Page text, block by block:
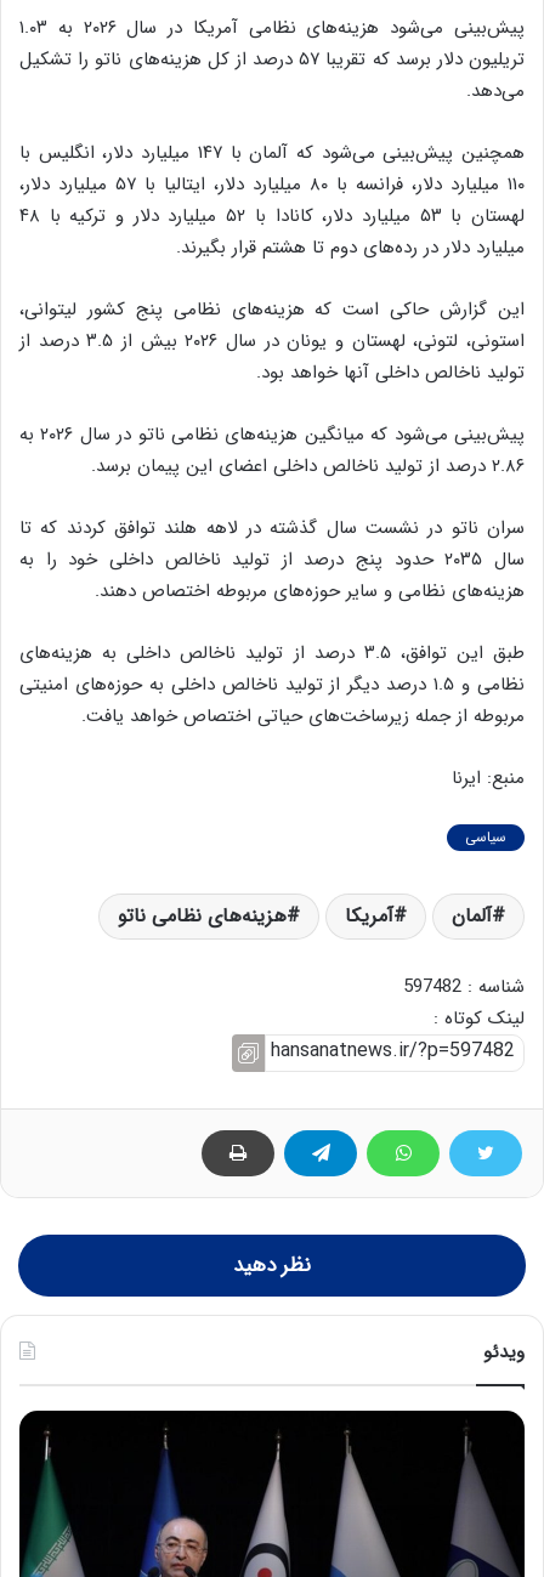
پیش‌بینی می‌شود هزینه‌های نظامی آمریکا در سال ۲۰۲۶ به ۱.۰۳
تریلیون دلار برسد که تقریبا ۵۷ درصد از کل هزینه‌های ناتو را تشکیل
می‌دهد.
همچنین پیش‌بینی می‌شود که آلمان با ۱۴۷ میلیارد دلار، انگلیس با
۱۱۰ میلیارد دلار، فرانسه با ۸۰ میلیارد دلار، ایتالیا با ۵۷ میلیارد دلار،
لهستان با ۵۳ میلیارد دلار، کانادا با ۵۲ میلیارد دلار و ترکیه با ۴۸
میلیارد دلار در رده‌های دوم تا هشتم قرار بگیرند.
این گزارش حاکی است که هزینه‌های نظامی پنج کشور لیتوانی،
استونی، لتونی، لهستان و یونان در سال ۲۰۲۶ بیش از ۳.۵ درصد از
تولید ناخالص داخلی آنها خواهد بود.
پیش‌بینی می‌شود که میانگین هزینه‌های نظامی ناتو در سال ۲۰۲۶ به
۲.۸۶ درصد از تولید ناخالص داخلی اعضای این پیمان برسد.
سران ناتو در نشست سال گذشته در لاهه هلند توافق کردند که تا
سال ۲۰۳۵ حدود پنج درصد از تولید ناخالص داخلی خود را به
هزینه‌های نظامی و سایر حوزه‌های مربوطه اختصاص دهند.
طبق این توافق، ۳.۵ درصد از تولید ناخالص داخلی به هزینه‌های
نظامی و ۱.۵ درصد دیگر از تولید ناخالص داخلی به حوزه‌های امنیتی
مربوطه از جمله زیرساخت‌های حیاتی اختصاص خواهد یافت.
منبع: ایرنا
سیاسی
آلمان آمریکا هزینه‌های نظامی ناتو
شناسه : 597482
لینک کوتاه :
نظر دهید
ویدئو
ح
ش